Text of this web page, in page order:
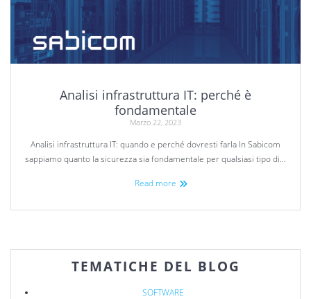
Analisi infrastruttura IT: perché è
fondamentale
Marzo 22, 2023
Analisi infrastruttura IT: quando e perché dovresti farla In Sabicom
sappiamo quanto la sicurezza sia fondamentale per qualsiasi tipo di…
Read more
TEMATICHE DEL BLOG
SOFTWARE